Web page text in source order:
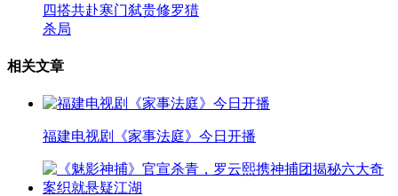
四搭共赴寒门弑贵修罗猎
杀局
相关文章
福建电视剧《家事法庭》今日开播